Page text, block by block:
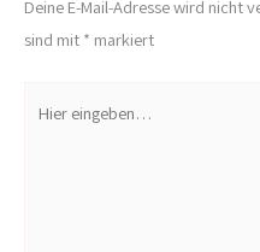
Deine E-Mail-Adresse wird nicht
sind mit * markiert
eingeben…